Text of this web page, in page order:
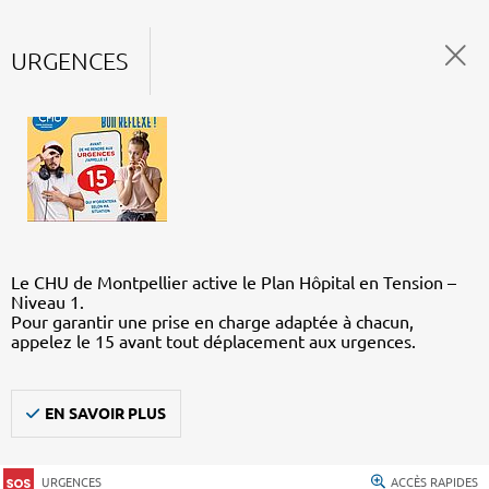
URGENCES
Le CHU de Montpellier active le Plan Hôpital en Tension –
Niveau 1.
Pour garantir une prise en charge adaptée à chacun,
appelez le 15 avant tout déplacement aux urgences.
EN SAVOIR PLUS
URGENCES ACCÈS RAPIDES